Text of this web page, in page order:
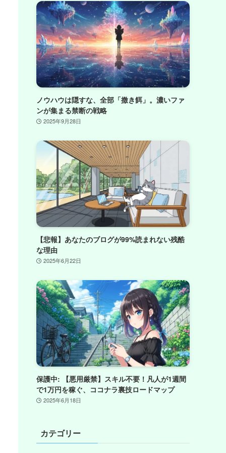
ノウハウは隠すな、全部「撒き餌」。濃いファ
ンが集まる禁断の戦略
2025年9月28日
【悲報】あなたのブログが99%読まれない残酷
な理由
2025年6月22日
保護中: 【悪用厳禁】スキル不要！凡人が1週間
で1万円を稼ぐ、ココナラ裏技ロードマップ
2025年6月18日
カテゴリー